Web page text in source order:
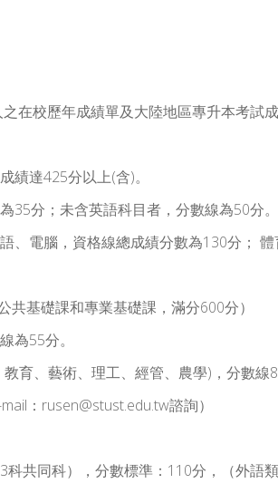
校歷年成績單及大陸地區專升本考試
達425分以上(含)。
35分；未含英語科目者，分數線為50分。
電腦，資格線總成績分數為130分；
基礎課和專業基礎課，滿分600分）
為55分。
育、藝術、理工、經管、農學)，分數
：rusen@stust.edu.tw諮詢）
共同科），分數標準：110分，（外語